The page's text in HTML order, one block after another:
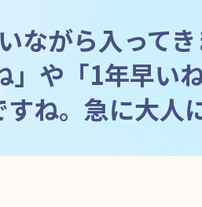
ながら入って
」や「1年早い
ね。急に大人